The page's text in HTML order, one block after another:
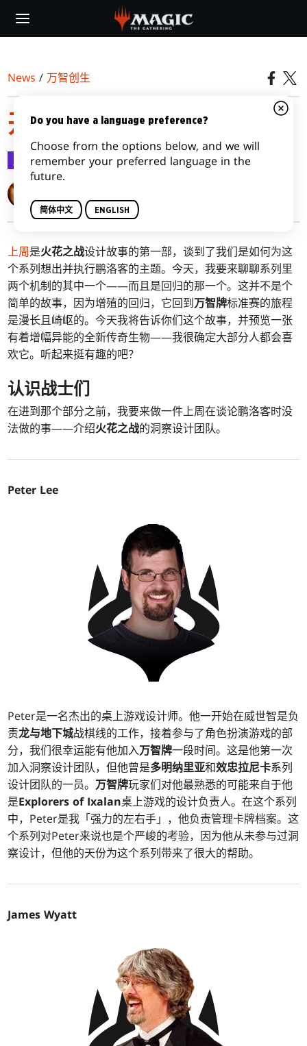
main
News / 万智创生
开始火花之战，第二部
万智创生 2019-04-08
上周是火花之战设计故事的第一部，谈到了我们是如何为这
个系列想出并执行鹏洛客的主题。今天，我要来聊聊系列里
两个机制的其中一个——而且是回归的那一个。这并不是个
简单的故事，因为增殖的回归，它回到万智牌标准赛的旅程
是漫长且崎岖的。今天我将告诉你们这个故事，并预览一张
有着增幅异能的全新传奇生物——我很确定大部分人都会喜
欢它。听起来挺有趣的吧？
认识战士们
在进到那个部分之前，我要来做一件上周在谈论鹏洛客时没
法做的事——介绍火花之战的洞察设计团队。
Peter Lee
Peter是一名杰出的桌上游戏设计师。他一开始在威世智是负
责龙与地下城战棋线的工作，接着参与了角色扮演游戏的部
分，我们很幸运能有他加入万智牌一段时间。这是他第一次
加入洞察设计团队，但他曾是多明纳里亚和效忠拉尼卡系列
设计团队的一员。 万智牌玩家们对他最熟悉的可能来自于他
是Explorers of Ixalan桌上游戏的设计负责人。在这个系列
中，Peter是我「强力的左右手」，他负责管理卡牌档案。这
个系列对Peter来说也是个严峻的考验，因为他从未参与过洞
察设计，但他的天份为这个系列带来了很大的帮助。
James Wyatt
Do you have a language preference?
Choose from the options below, and we will
remember your preferred language in the
future.
简体中文 ENGLISH